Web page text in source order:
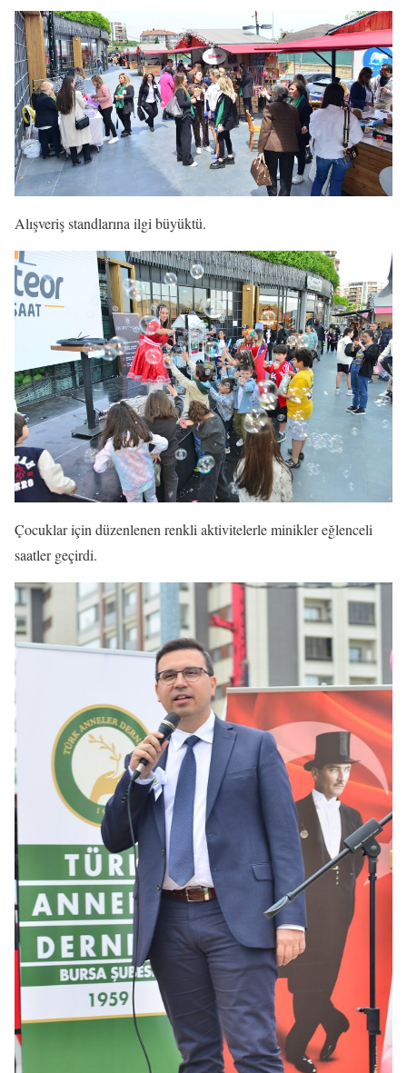
Alışveriş standlarına ilgi büyüktü.
Çocuklar için düzenlenen renkli aktivitelerle minikler eğlenceli
saatler geçirdi.